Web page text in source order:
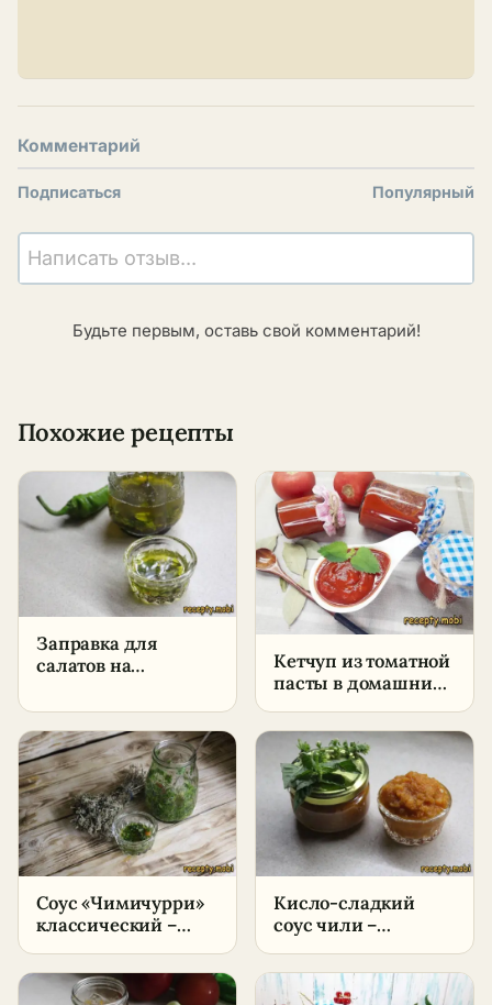
Комментарий
Подписаться Популярный
Написать отзыв...
Будьте первым, оставь свой комментарий!
Похожие рецепты
Заправка для
салатов на
пошаговый рецепт
в домашних
условиях
Кетчуп из томатной
пасты в домашних
пошаговый рецепт
Соус «Чимичурри»
классический –
в домашних
условиях
Кисло-сладкий
соус чили –
в домашних
условиях